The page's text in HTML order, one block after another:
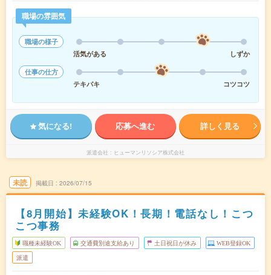
職場の雰囲気
職場の様子
活気がある
しずか
仕事の仕方
テキパキ
コツコツ
気になる! 応募へ進む 詳しく見る
派遣会社 ヒューマンリソシア株式会社
未読 掲載日 2026/07/15
【8月開始】未経験OK！長期！電話なし！こつ
こつ事務
職種未経験OK 交通費別途支給あり 土日祝日が休み WEB登録OK
派遣